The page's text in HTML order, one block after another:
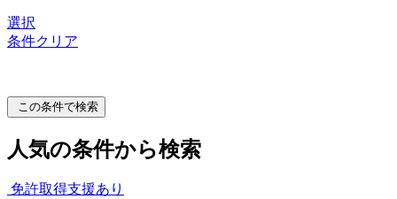
選択
条件クリア
この条件で検索
人気の条件から検索
免許取得支援あり